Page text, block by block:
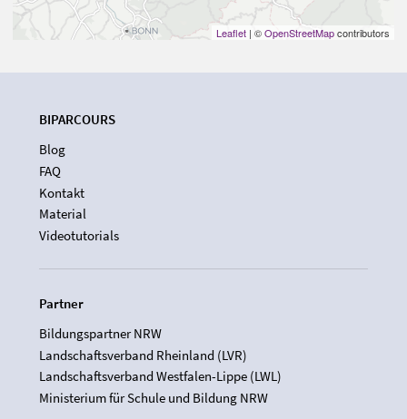
Leaflet | ©OpenStreetMapcontributors
BIPARCOURS
Blog
FAQ
Kontakt
Material
Videotutorials
Partner
Bildungspartner NRW
Landschaftsverband Rheinland (LVR)
Landschaftsverband Westfalen-Lippe (LWL)
Ministerium für Schule und Bildung NRW